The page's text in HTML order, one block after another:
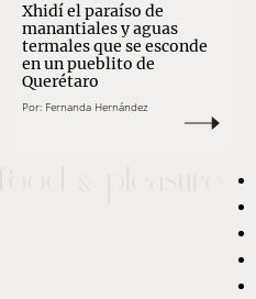
Xhidí el paraíso de
manantiales y aguas
termales que se esconde
en un pueblito de
Querétaro
Por: Fernanda Hernández